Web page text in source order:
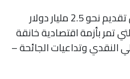
الصين تعلن أنها تدرس تقديم نحو 2.5 مليار دولار
تمر بأزمة اقتصادية خانقة
النقدي وتداعيات الجائحة –